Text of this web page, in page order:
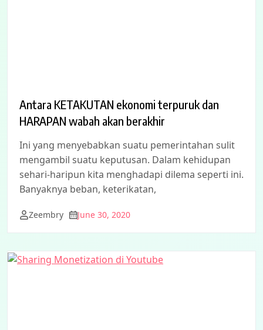
Antara KETAKUTAN ekonomi terpuruk dan
HARAPAN wabah akan berakhir
Ini yang menyebabkan suatu pemerintahan sulit
mengambil suatu keputusan. Dalam kehidupan
sehari-haripun kita menghadapi dilema seperti ini.
Banyaknya beban, keterikatan,
Zeembry June 30, 2020